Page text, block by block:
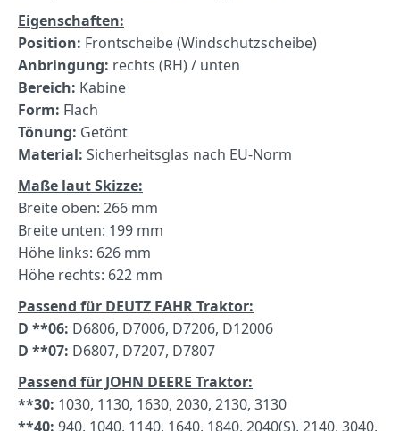
Eigenschaften:
Position: Frontscheibe (Windschutzscheibe)
Anbringung: rechts (RH) / unten
Bereich: Kabine
Form: Flach
Tönung: Getönt
Material: Sicherheitsglas nach EU-Norm
Maße laut Skizze:
Breite oben: 266 mm
Breite unten: 199 mm
Höhe links: 626 mm
Höhe rechts: 622 mm
Passend für DEUTZ FAHR Traktor:
D **06: D6806, D7006, D7206, D12006
D **07: D6807, D7207, D7807
Passend für JOHN DEERE Traktor:
**30: 1030, 1130, 1630, 2030, 2130, 3130
**40: 940, 1040, 1140, 1640, 1840, 2040(S), 2140, 3040,